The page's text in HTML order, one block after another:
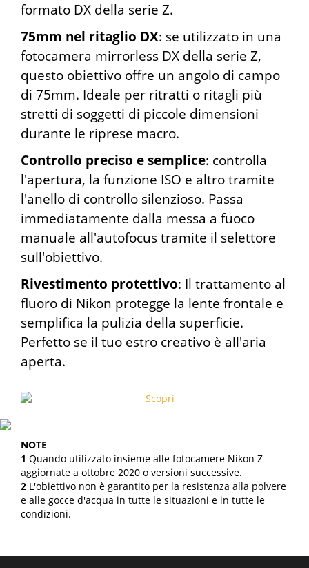
formato DX della serie Z.
75mm nel ritaglio DX: se utilizzato in una
fotocamera mirrorless DX della serie Z,
questo obiettivo offre un angolo di campo
di 75mm. Ideale per ritratti o ritagli più
stretti di soggetti di piccole dimensioni
durante le riprese macro.
Controllo preciso e semplice: controlla
l'apertura, la funzione ISO e altro tramite
l'anello di controllo silenzioso. Passa
immediatamente dalla messa a fuoco
manuale all'autofocus tramite il selettore
sull'obiettivo.
Rivestimento protettivo: Il trattamento al
fluoro di Nikon protegge la lente frontale e
semplifica la pulizia della superficie.
Perfetto se il tuo estro creativo è all'aria
aperta.
NOTE
1 Quando utilizzato insieme alle fotocamere Nikon Z
aggiornate a ottobre 2020 o versioni successive.
2 L'obiettivo non è garantito per la resistenza alla polvere
e alle gocce d'acqua in tutte le situazioni e in tutte le
condizioni.